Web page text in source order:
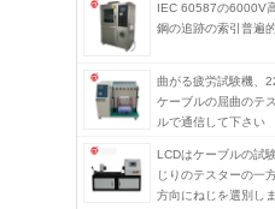
IEC 60587の6000V
鋼の追跡の索引普遍
曲がる疲労試験機、
ケーブルの屈曲のテ
ルで通信して下さい
LCDはケーブルの試
じりのテスターの一
方向にねじを選別し